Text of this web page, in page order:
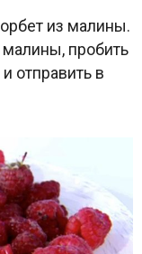
из малины.
пробить
отправить в